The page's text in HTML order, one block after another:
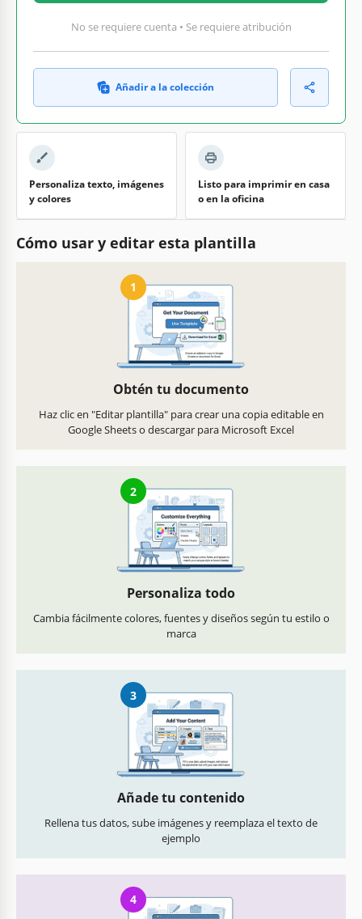
No se requiere cuenta • Se requiere atribución
Añadir a la colección
Personaliza texto, imágenes
y colores
Listo para imprimir en casa
o en la oficina
Cómo usar y editar esta plantilla
1
Obtén tu documento
Haz clic en "Editar plantilla" para crear una copia editable en
Google Sheets o descargar para Microsoft Excel
2
Personaliza todo
Cambia fácilmente colores, fuentes y diseños según tu estilo o
marca
3
Añade tu contenido
Rellena tus datos, sube imágenes y reemplaza el texto de
ejemplo
4